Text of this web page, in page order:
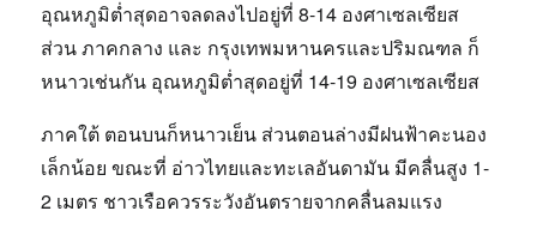
อุณหภูมิต่ำสุดอาจลดลงไปอยู่ที่ 8-14 องศาเซลเซียส
ส่วนภาคกลาง และ กรุงเทพมหานครและปริมณฑล ก็
หนาวเช่นกัน อุณหภูมิต่ำสุดอยู่ที่ 14-19 องศาเซลเซียส
ภาคใต้ ตอนบนก็หนาวเย็น ส่วนตอนล่างมีฝนฟ้าคะนอง
เล็กน้อย ขณะที่ อ่าวไทยและทะเลอันดามัน มีคลื่นสูง 1-
2 เมตร ชาวเรือควรระวังอันตรายจากคลื่นลมแรง